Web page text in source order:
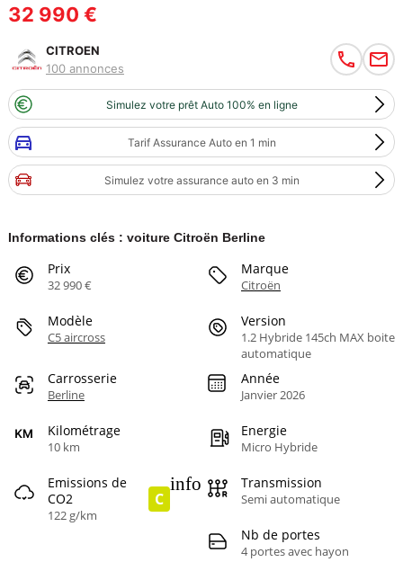
32 990 €
CITROEN
100 annonces
Simulez votre prêt Auto 100% en ligne
Tarif Assurance Auto en 1 min
Simulez votre assurance auto en 3 min
Informations clés : voiture Citroën Berline
Prix
32 990 €
Marque
Citroën
Modèle
C5 aircross
Version
1.2 Hybride 145ch MAX boite
automatique
Carrosserie
Berline
Année
Janvier 2026
Kilométrage
10 km
Energie
Micro Hybride
Emissions de
CO2
122 g/km
C
info Transmission
Semi automatique
Nb de portes
4 portes avec hayon